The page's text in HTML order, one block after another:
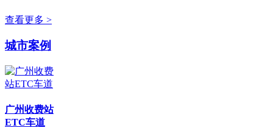
查看更多 >
城市案例
广州收费站
ETC车道